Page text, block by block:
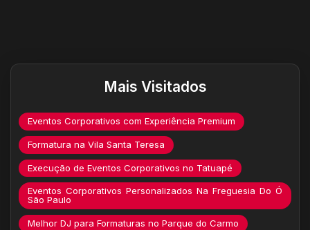
Mais Visitados
Eventos Corporativos com Experiência Premium
Formatura na Vila Santa Teresa
Execução de Eventos Corporativos no Tatuapé
Eventos Corporativos Personalizados Na Freguesia Do Ó
São Paulo
Melhor DJ para Formaturas no Parque do Carmo